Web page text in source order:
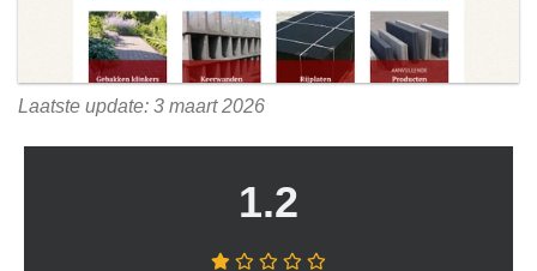
Laatste update: 3 maart 2026
1.2